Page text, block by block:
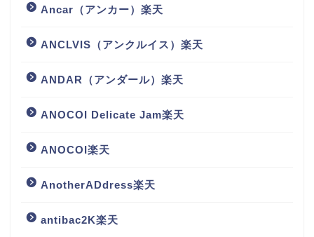
Ancar（アンカー）楽天
ANCLVIS（アンクルイス）楽天
ANDAR（アンダール）楽天
ANOCOI Delicate Jam楽天
ANOCOI楽天
AnotherADdress楽天
antibac2K楽天